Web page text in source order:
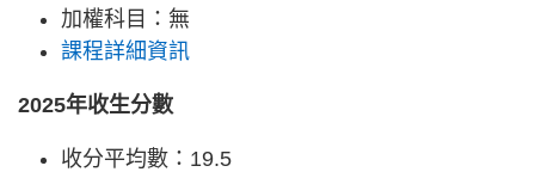
加權科目：無
課程詳細資訊
2025年收生分數
收分平均數：19.5